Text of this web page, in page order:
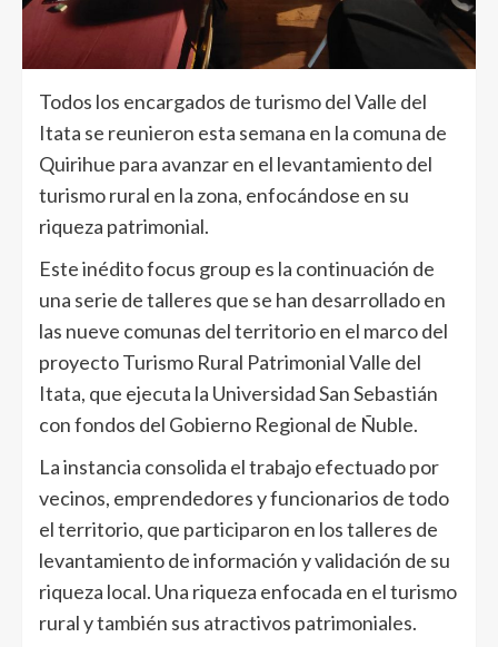
Todos los encargados de turismo del Valle del
Itata se reunieron esta semana en la comuna de
Quirihue para avanzar en el levantamiento del
turismo rural en la zona, enfocándose en su
riqueza patrimonial.
Este inédito focus group es la continuación de
una serie de talleres que se han desarrollado en
las nueve comunas del territorio en el marco del
proyecto Turismo Rural Patrimonial Valle del
Itata, que ejecuta la Universidad San Sebastián
con fondos del Gobierno Regional de Ñuble.
La instancia consolida el trabajo efectuado por
vecinos, emprendedores y funcionarios de todo
el territorio, que participaron en los talleres de
levantamiento de información y validación de su
riqueza local. Una riqueza enfocada en el turismo
rural y también sus atractivos patrimoniales.